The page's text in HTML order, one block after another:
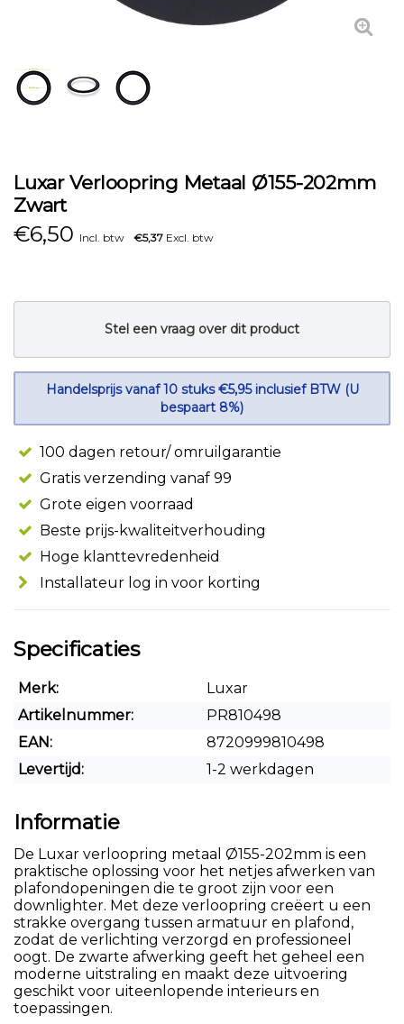
Luxar Verloopring Metaal Ø155-202mm
Zwart
€6,50 Incl. btw €5,37 Excl. btw
Stel een vraag over dit product
Handelsprijs vanaf 10 stuks €5,95 inclusief BTW (U
bespaart 8%)
100 dagen retour/ omruilgarantie
Gratis verzending vanaf 99
Grote eigen voorraad
Beste prijs-kwaliteitverhouding
Hoge klanttevredenheid
Installateur log in voor korting
Specificaties
Merk:
Luxar
Artikelnummer:
PR810498
EAN:
8720999810498
Levertijd:
1-2 werkdagen
Informatie
De Luxar verloopring metaal Ø155-202mm is een
praktische oplossing voor het netjes afwerken van
plafondopeningen die te groot zijn voor een
downlighter. Met deze verloopring creëert u een
strakke overgang tussen armatuur en plafond,
zodat de verlichting verzorgd en professioneel
oogt. De zwarte afwerking geeft het geheel een
moderne uitstraling en maakt deze uitvoering
geschikt voor uiteenlopende interieurs en
toepassingen.